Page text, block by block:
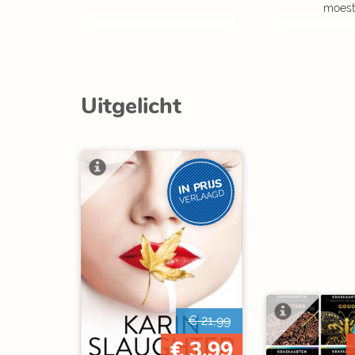
Uitgelicht
IN PRIJS
VERLAAGD
€ 21,99